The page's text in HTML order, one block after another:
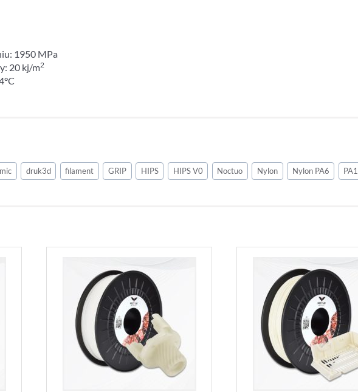
1950 MPa
20 kj/m2
druk3d filament GRIP HIPS HIPS V0 Noctuo Nylon Nylon PA6